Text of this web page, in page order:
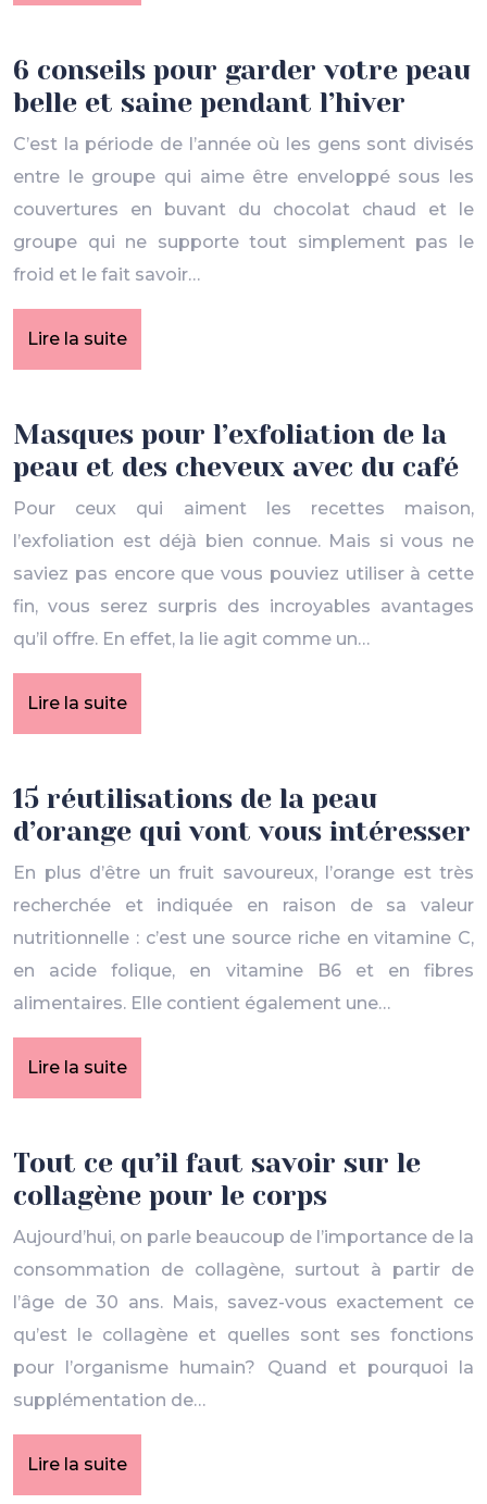
6 conseils pour garder votre peau
belle et saine pendant l’hiver
C’est la période de l’année où les gens sont divisés
entre le groupe qui aime être enveloppé sous les
couvertures en buvant du chocolat chaud et le
groupe qui ne supporte tout simplement pas le
froid et le fait savoir…
Lire la suite
Masques pour l’exfoliation de la
peau et des cheveux avec du café
Pour ceux qui aiment les recettes maison,
l’exfoliation est déjà bien connue. Mais si vous ne
saviez pas encore que vous pouviez utiliser à cette
fin, vous serez surpris des incroyables avantages
qu’il offre. En effet, la lie agit comme un…
Lire la suite
15 réutilisations de la peau
d’orange qui vont vous intéresser
En plus d’être un fruit savoureux, l’orange est très
recherchée et indiquée en raison de sa valeur
nutritionnelle : c’est une source riche en vitamine C,
en acide folique, en vitamine B6 et en fibres
alimentaires. Elle contient également une…
Lire la suite
Tout ce qu’il faut savoir sur le
collagène pour le corps
Aujourd’hui, on parle beaucoup de l’importance de la
consommation de collagène, surtout à partir de
l’âge de 30 ans. Mais, savez-vous exactement ce
qu’est le collagène et quelles sont ses fonctions
pour l’organisme humain? Quand et pourquoi la
supplémentation de…
Lire la suite